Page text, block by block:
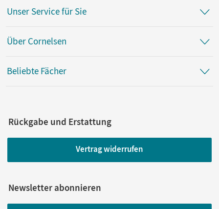
Unser Service für Sie
Über Cornelsen
Beliebte Fächer
Rückgabe und Erstattung
Vertrag widerrufen
Newsletter abonnieren